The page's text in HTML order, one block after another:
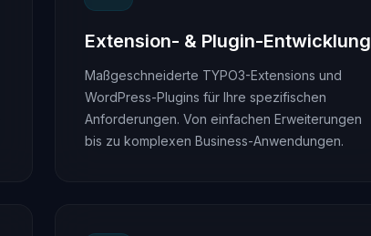
Extension- & Plugin-Entwicklung
Maßgeschneiderte TYPO3-Extensions und
WordPress-Plugins für Ihre spezifischen
Anforderungen. Von einfachen Erweiterungen
bis zu komplexen Business-Anwendungen.